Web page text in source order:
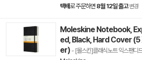
택배로 주문하면 8월 12일 출고 변경
Moleskine Notebook,
ed, Black, Hard Cover
er) - [몰스킨]클래식노트 익스팬디